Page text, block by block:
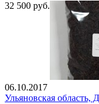
32 500 руб.
06.10.2017
Ульяновская область,